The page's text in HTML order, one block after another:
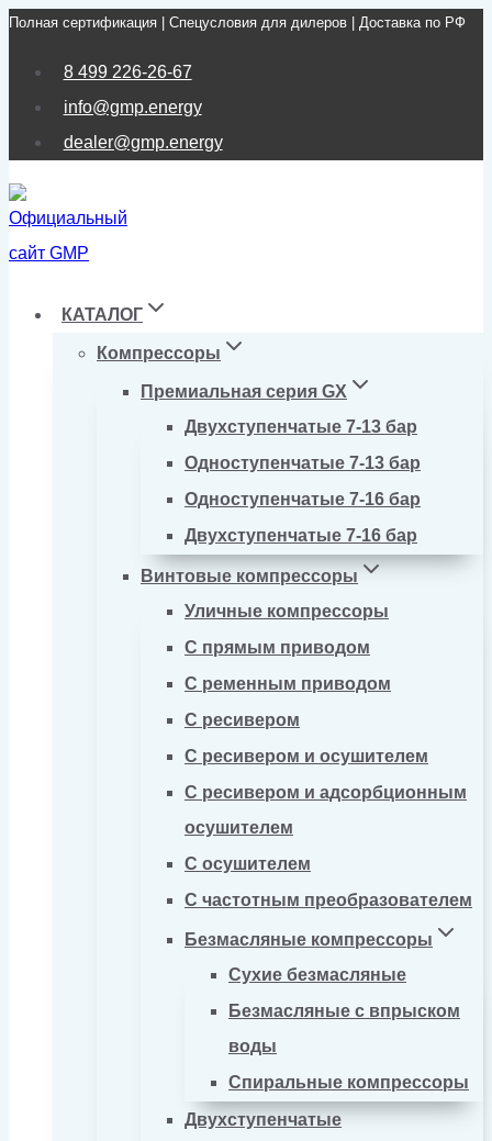
Перейти
Полная сертификация | Спецусловия для дилеров | Доставка по РФ
8 499 226-26-67
info@gmp.energy
dealer@gmp.energy
КАТАЛОГ
Компрессоры
Премиальная серия GX
Двухступенчатые 7-13 бар
Одноступенчатые 7-13 бар
Одноступенчатые 7-16 бар
Двухступенчатые 7-16 бар
Винтовые компрессоры
Уличные компрессоры
С прямым приводом
С ременным приводом
С ресивером
С ресивером и осушителем
С ресивером и адсорбционным
осушителем
С осушителем
С частотным преобразователем
Безмасляные компрессоры
Сухие безмасляные
Безмасляные с впрыском
воды
Спиральные компрессоры
Двухступенчатые